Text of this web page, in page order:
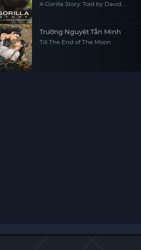
A Gorilla Story: Told by David
Trường Nguyệt Tẫn Minh
Till The End of The Moon